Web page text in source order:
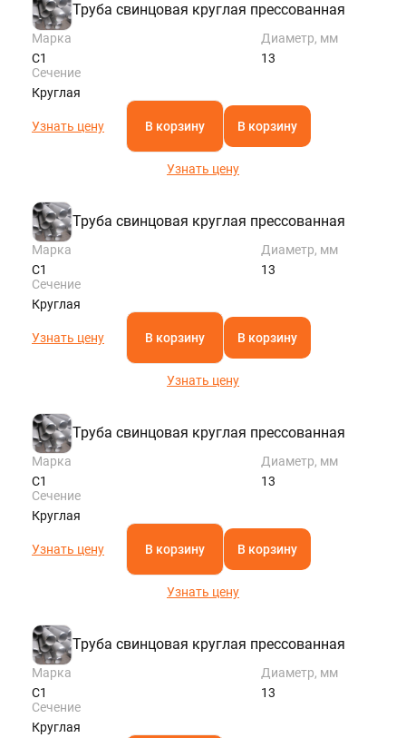
Труба свинцовая круглая прессованная
Марка
С1
Диаметр, мм
13
Сечение
Круглая
Узнать цену В корзину В корзину
Узнать цену
Труба свинцовая круглая прессованная
Марка
С1
Диаметр, мм
13
Сечение
Круглая
Узнать цену В корзину В корзину
Узнать цену
Труба свинцовая круглая прессованная
Марка
С1
Диаметр, мм
13
Сечение
Круглая
Узнать цену В корзину В корзину
Узнать цену
Труба свинцовая круглая прессованная
Марка
С1
Диаметр, мм
13
Сечение
Круглая